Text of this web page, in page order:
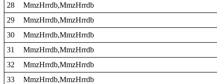
28
MmzHrrdb,MmzHrrdb
29
MmzHrrdb,MmzHrrdb
30
MmzHrrdb,MmzHrrdb
31
MmzHrrdb,MmzHrrdb
32
MmzHrrdb,MmzHrrdb
33
MmzHrrdb,MmzHrrdb